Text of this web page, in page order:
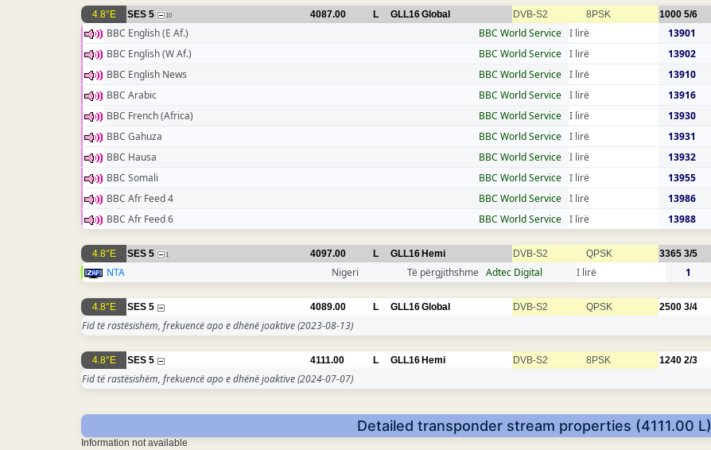
4.8°E SES 5 10 4087.00 L GLL16Global DVB-S2 8PSK 1000 5/6
BBC English (E Af.) BBC World Service I lirë 13901
BBC English (W Af.)
BBC World Service I lirë 13902
BBC English News
BBC World Service I lirë 13910
BBC Arabic
BBC World Service I lirë 13916
BBC French (Africa)
BBC World Service I lirë 13930
BBC Gahuza
BBC World Service I lirë 13931
BBC Hausa
BBC World Service I lirë 13932
BBC Somali
BBC World Service I lirë 13955
BBC Afr Feed 4
BBC World Service I lirë 13986
BBC Afr Feed 6
BBC World Service I lirë 13988
4.8°E SES 5 1 4097.00 L GLL16 Hemi DVB-S2 QPSK 3365 3/5
NTA Nigeri Të përgjithshme Adtec Digital I lirë 1
4.8°E SES 5 4089.00 L GLL16Global DVB-S2 QPSK 2500 3/4
Fid të rastësishëm, frekuencë apo e dhënë joaktive(2023-08-13)
4.8°E SES 5 4111.00 L GLL16 Hemi DVB-S2 8PSK 1240 2/3
Fid të rastësishëm, frekuencë apo e dhënë joaktive(2024-07-07)
Detailed transponder stream properties (4111.00 L)
Information not available